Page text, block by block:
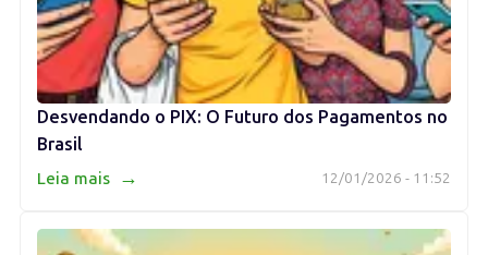
Desvendando o PIX: O Futuro dos Pagamentos no
Brasil
12/01/2026 - 11:52
Leia mais →